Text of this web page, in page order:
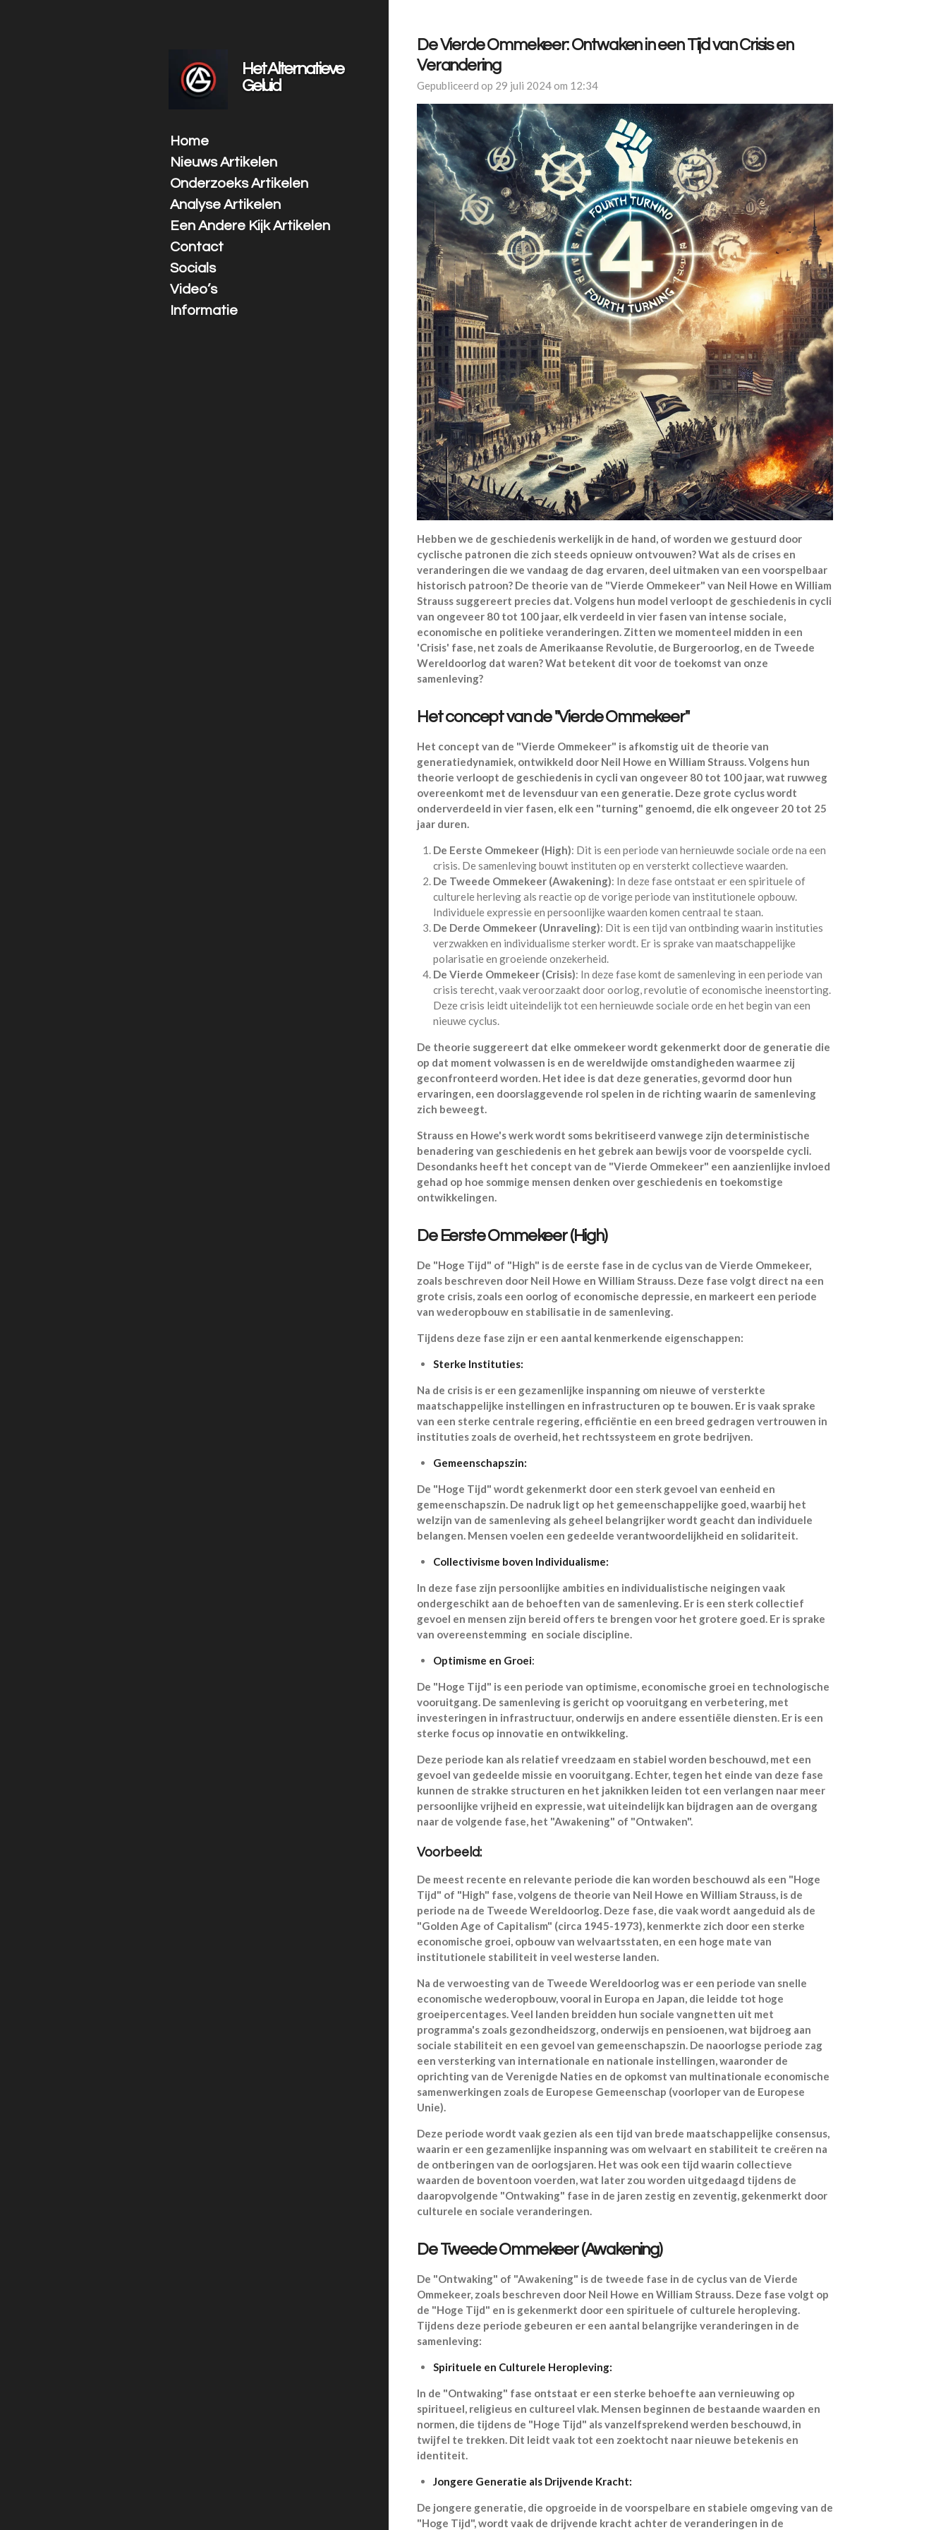
De Vierde Ommekeer: Ontwaken in een Tijd van Crisis en
Verandering
Gepubliceerd op 29 juli 2024 om 12:34
Hebben we de geschiedenis werkelijk in de hand, of worden we gestuurd door
cyclische patronen die zich steeds opnieuw ontvouwen? Wat als de crises en
veranderingen die we vandaag de dag ervaren, deel uitmaken van een voorspelbaar
historisch patroon? De theorie van de "Vierde Ommekeer" van Neil Howe en William
Strauss suggereert precies dat. Volgens hun model verloopt de geschiedenis in cycli
van ongeveer 80 tot 100 jaar, elk verdeeld in vier fasen van intense sociale,
economische en politieke veranderingen. Zitten we momenteel midden in een
'Crisis' fase, net zoals de Amerikaanse Revolutie, de Burgeroorlog, en de Tweede
Wereldoorlog dat waren? Wat betekent dit voor de toekomst van onze
samenleving?
Het concept van de ''Vierde Ommekeer''
Het concept van de "Vierde Ommekeer" is afkomstig uit de theorie van
generatiedynamiek, ontwikkeld door Neil Howe en William Strauss. Volgens hun
theorie verloopt de geschiedenis in cycli van ongeveer 80 tot 100 jaar, wat ruwweg
overeenkomt met de levensduur van een generatie. Deze grote cyclus wordt
onderverdeeld in vier fasen, elk een "turning" genoemd, die elk ongeveer 20 tot 25
jaar duren.
De Eerste Ommekeer (High): Dit is een periode van hernieuwde sociale orde na een
crisis. De samenleving bouwt instituten op en versterkt collectieve waarden.
De Tweede Ommekeer (Awakening): In deze fase ontstaat er een spirituele of
culturele herleving als reactie op de vorige periode van institutionele opbouw.
Individuele expressie en persoonlijke waarden komen centraal te staan.
De Derde Ommekeer (Unraveling): Dit is een tijd van ontbinding waarin instituties
verzwakken en individualisme sterker wordt. Er is sprake van maatschappelijke
polarisatie en groeiende onzekerheid.
De Vierde Ommekeer (Crisis): In deze fase komt de samenleving in een periode van
crisis terecht, vaak veroorzaakt door oorlog, revolutie of economische ineenstorting.
Deze crisis leidt uiteindelijk tot een hernieuwde sociale orde en het begin van een
nieuwe cyclus.
De theorie suggereert dat elke ommekeer wordt gekenmerkt door de generatie die
op dat moment volwassen is en de wereldwijde omstandigheden waarmee zij
geconfronteerd worden. Het idee is dat deze generaties, gevormd door hun
ervaringen, een doorslaggevende rol spelen in de richting waarin de samenleving
zich beweegt.
Strauss en Howe's werk wordt soms bekritiseerd vanwege zijn deterministische
benadering van geschiedenis en het gebrek aan bewijs voor de voorspelde cycli.
Desondanks heeft het concept van de "Vierde Ommekeer" een aanzienlijke invloed
gehad op hoe sommige mensen denken over geschiedenis en toekomstige
ontwikkelingen.
De Eerste Ommekeer (High)
De "Hoge Tijd" of "High" is de eerste fase in de cyclus van de Vierde Ommekeer,
zoals beschreven door Neil Howe en William Strauss. Deze fase volgt direct na een
grote crisis, zoals een oorlog of economische depressie, en markeert een periode
van wederopbouw en stabilisatie in de samenleving.
Tijdens deze fase zijn er een aantal kenmerkende eigenschappen:
Sterke Instituties:
Na de crisis is er een gezamenlijke inspanning om nieuwe of versterkte
maatschappelijke instellingen en infrastructuren op te bouwen. Er is vaak sprake
van een sterke centrale regering, efficiëntie en een breed gedragen vertrouwen in
instituties zoals de overheid, het rechtssysteem en grote bedrijven.
Gemeenschapszin:
De "Hoge Tijd" wordt gekenmerkt door een sterk gevoel van eenheid en
gemeenschapszin. De nadruk ligt op het gemeenschappelijke goed, waarbij het
welzijn van de samenleving als geheel belangrijker wordt geacht dan individuele
belangen. Mensen voelen een gedeelde verantwoordelijkheid en solidariteit.
Collectivisme boven Individualisme:
In deze fase zijn persoonlijke ambities en individualistische neigingen vaak
ondergeschikt aan de behoeften van de samenleving. Er is een sterk collectief
gevoel en mensen zijn bereid offers te brengen voor het grotere goed. Er is sprake
van overeenstemming en sociale discipline.
Optimisme en Groei:
De "Hoge Tijd" is een periode van optimisme, economische groei en technologische
vooruitgang. De samenleving is gericht op vooruitgang en verbetering, met
investeringen in infrastructuur, onderwijs en andere essentiële diensten. Er is een
sterke focus op innovatie en ontwikkeling.
Deze periode kan als relatief vreedzaam en stabiel worden beschouwd, met een
gevoel van gedeelde missie en vooruitgang. Echter, tegen het einde van deze fase
kunnen de strakke structuren en het jaknikken leiden tot een verlangen naar meer
persoonlijke vrijheid en expressie, wat uiteindelijk kan bijdragen aan de overgang
naar de volgende fase, het "Awakening" of "Ontwaken".
Voorbeeld:
De meest recente en relevante periode die kan worden beschouwd als een "Hoge
Tijd" of "High" fase, volgens de theorie van Neil Howe en William Strauss, is de
periode na de Tweede Wereldoorlog. Deze fase, die vaak wordt aangeduid als de
"Golden Age of Capitalism" (circa 1945-1973), kenmerkte zich door een sterke
economische groei, opbouw van welvaartsstaten, en een hoge mate van
institutionele stabiliteit in veel westerse landen.
Na de verwoesting van de Tweede Wereldoorlog was er een periode van snelle
economische wederopbouw, vooral in Europa en Japan, die leidde tot hoge
groeipercentages. Veel landen breidden hun sociale vangnetten uit met
programma's zoals gezondheidszorg, onderwijs en pensioenen, wat bijdroeg aan
sociale stabiliteit en een gevoel van gemeenschapszin. De naoorlogse periode zag
een versterking van internationale en nationale instellingen, waaronder de
oprichting van de Verenigde Naties en de opkomst van multinationale economische
samenwerkingen zoals de Europese Gemeenschap (voorloper van de Europese
Unie).
Deze periode wordt vaak gezien als een tijd van brede maatschappelijke consensus,
waarin er een gezamenlijke inspanning was om welvaart en stabiliteit te creëren na
de ontberingen van de oorlogsjaren. Het was ook een tijd waarin collectieve
waarden de boventoon voerden, wat later zou worden uitgedaagd tijdens de
daaropvolgende "Ontwaking" fase in de jaren zestig en zeventig, gekenmerkt door
culturele en sociale veranderingen.
De Tweede Ommekeer (Awakening)
De "Ontwaking" of "Awakening" is de tweede fase in de cyclus van de Vierde
Ommekeer, zoals beschreven door Neil Howe en William Strauss. Deze fase volgt op
de "Hoge Tijd" en is gekenmerkt door een spirituele of culturele heropleving.
Tijdens deze periode gebeuren er een aantal belangrijke veranderingen in de
samenleving:
Spirituele en Culturele Heropleving:
In de "Ontwaking" fase ontstaat er een sterke behoefte aan vernieuwing op
spiritueel, religieus en cultureel vlak. Mensen beginnen de bestaande waarden en
normen, die tijdens de "Hoge Tijd" als vanzelfsprekend werden beschouwd, in
twijfel te trekken. Dit leidt vaak tot een zoektocht naar nieuwe betekenis en
identiteit.
Jongere Generatie als Drijvende Kracht:
De jongere generatie, die opgroeide in de voorspelbare en stabiele omgeving van de
"Hoge Tijd", wordt vaak de drijvende kracht achter de veranderingen in de
Het Alternatieve
Geluid
Home
Nieuws Artikelen
Onderzoeks Artikelen
Analyse Artikelen
Een Andere Kijk Artikelen
Contact
Socials
Video’s
Informatie